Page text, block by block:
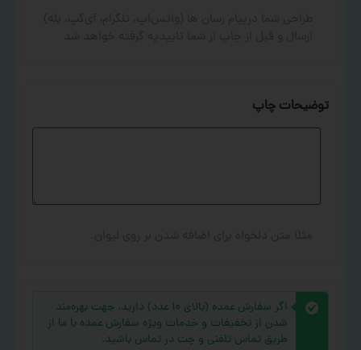
توضیحات چاپ
اگر سفارش عمده (بالای ۱۰ عدد) دارید، جهت بهره‌مند
شدن از تخفیفات و خدمات ویژه سفارش عمده با ما از
طریق تماس تلفنی و چت در تماس باشید.